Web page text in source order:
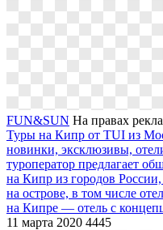
FUN&SUN На правах
Туры на Кипр от TUI из
новинки, эксклюзивы,
туроператор предлагает
на Кипр из городов
на острове, в том числе
на Кипре — отель с
11 марта 2020 4445